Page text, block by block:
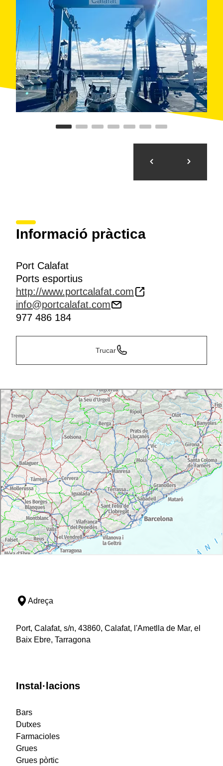
Informació pràctica
Port Calafat
Ports esportius
http://www.portcalafat.com
info@portcalafat.com
977 486 184
Trucar
Adreça
Port, Calafat, s/n, 43860, Calafat, l'Ametlla de Mar, el
Baix Ebre, Tarragona
Instal·lacions
Bars
Dutxes
Farmacioles
Grues
Grues pòrtic